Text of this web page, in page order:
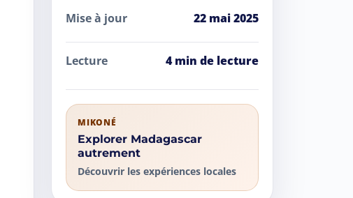
Mise à jour 22 mai 2025
Lecture 4 min de lecture
MIKONÉ
Explorer Madagascar
autrement
Découvrir les expériences locales